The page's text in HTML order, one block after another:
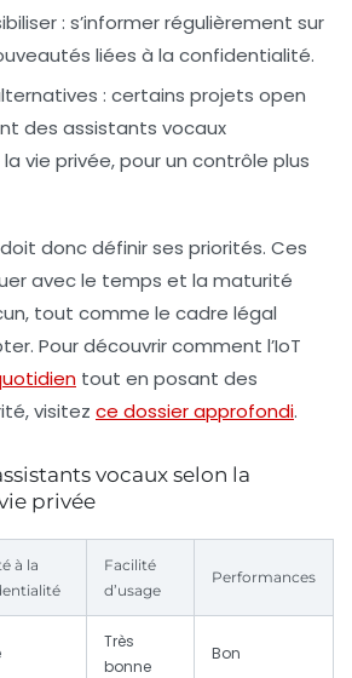
: s’informer régulièrement sur
liées à la confidentialité.
: certains projets open
des assistants vocaux
vie privée, pour un contrôle plus
donc définir ses priorités. Ces
avec le temps et la maturité
tout comme le cadre légal
Pour découvrir comment l’IoT
tout en posant des
visitez ce dossier approfondi.
vocaux selon la
privée
à la
Facilité
d’usage
Performances
Très
bonne
Bon